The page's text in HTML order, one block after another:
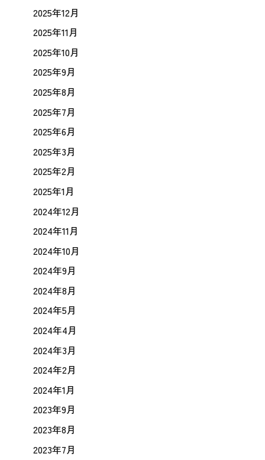
2025年12月
2025年11月
2025年10月
2025年9月
2025年8月
2025年7月
2025年6月
2025年3月
2025年2月
2025年1月
2024年12月
2024年11月
2024年10月
2024年9月
2024年8月
2024年5月
2024年4月
2024年3月
2024年2月
2024年1月
2023年9月
2023年8月
2023年7月